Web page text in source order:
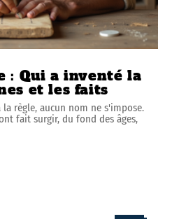
: Qui a inventé la
et les faits
règle, aucun nom ne s'impose.
fait surgir, du fond des âges,